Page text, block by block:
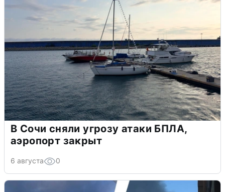
В Сочи сняли угрозу атаки БПЛА,
аэропорт закрыт
6 августа 0